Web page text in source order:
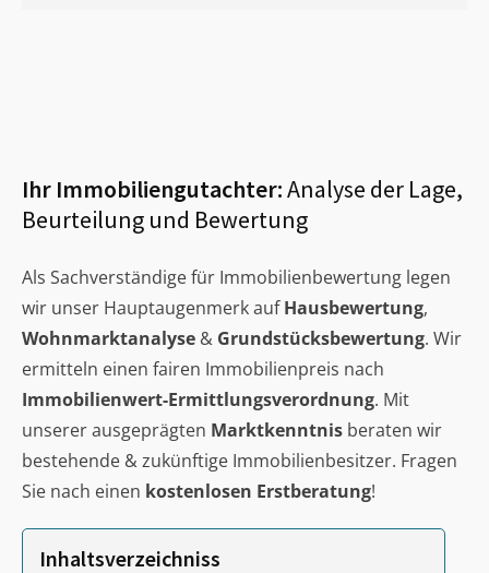
Ihr Immobiliengutachter:Analyse der Lage,
Beurteilung und Bewertung
Als Sachverständige für Immobilienbewertung legen
wir unser Hauptaugenmerk aufHausbewertung,
Wohnmarktanalyse & Grundstücksbewertung. Wir
ermitteln einen fairen Immobilienpreis nach
Immobilienwert-Ermittlungsverordnung. Mit
unserer ausgeprägten Marktkenntnis beraten wir
bestehende & zukünftige Immobilienbesitzer. Fragen
Sie nach einen kostenlosen Erstberatung!
Inhaltsverzeichniss